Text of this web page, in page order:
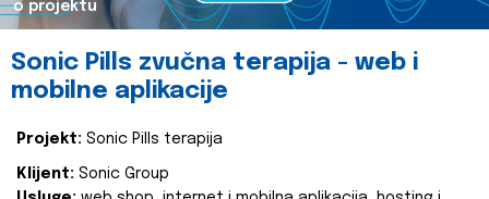
o projektu
Sonic Pills zvučna terapija - web i
mobilne aplikacije
Projekt: Sonic Pills terapija
Klijent: Sonic Group